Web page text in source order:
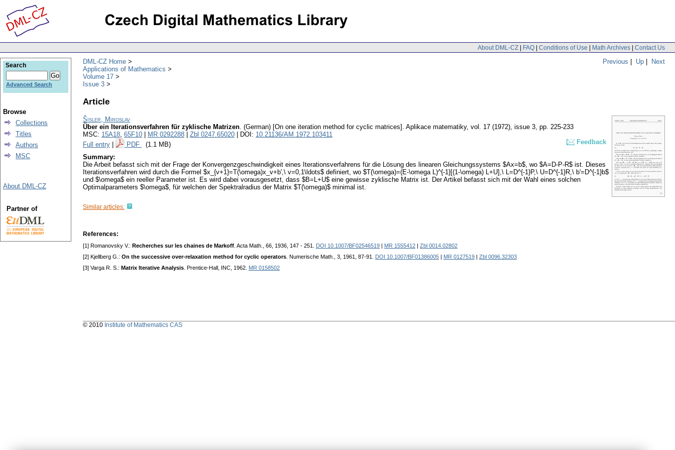
About DML-CZ | FAQ | Conditions of Use | Math Archives | Contact Us
Previous | Up | Next
DML-CZ Home
Applications of Mathematics
Volume 17
Issue 3
Article
Šisler, Miroslav
Über ein Iterationsverfahren für zyklische Matrizen. (German) [On one iteration method for cyclic matrices]. Aplikace matematiky, vol. 17 (1972), issue 3, pp. 225-233
MSC: 15A18, 65F10 MR 0292288 Zbl 0247.65020 | DOI: 10.21136/AM.1972.103411
Full entry
PDF (1.1 MB)
Feedback
Summary:
Die Arbeit befasst sich mit der Frage der Konvergenzgeschwindigkeit eines Iterationsverfahrens für die Lösung des linearen Gleichungssystems $Ax=b$, wo $A=D-P-R$ ist. Dieses
Iterationsverfahren wird durch die Formel $x_{v+1}=T(\omega)x_v+b',\ v=0,1\ldots$ definiert, wo $T(\omega)=(E-\omega L)^{-1}[(1-\omega) L+U],\ L=D^{-1}P,\ U=D^{-1}R,\ b'=D^{-1}b$
und $\omega$ ein reeller Parameter ist. Es wird dabei vorausgesetzt, dass $B=L+U$ eine gewisse zyklische Matrix ist. Der Artikel befasst sich mit der Wahl eines solchen
Optimalparameters $\omega$, für welchen der Spektralradius der Matrix $T(\omega)$ minimal ist.
Similar articles:
References:
[1] Romanovsky V.: Recherches sur les chaines de Markoff . Acta Math., 66, 1936, 147 - 251. DOI 10.1007/BF02546519 MR 1555412
Zbl 0014.02802
[2] Kjellberg G.: On the successive over-relaxation method for cyclic operators . Numerische Math., 3, 1961, 87-91. DOI 10.1007/BF01386005 MR 0127519
Zbl 0096.32303
[3] Varga R. S.: Matrix Iterative Analysis . Prentice-Hall, INC, 1962. MR 0158502
Search
Advanced Search
Browse
Collections
Titles
Authors
MSC
About DML-CZ
Partner of
© 2010 Institute of Mathematics CAS